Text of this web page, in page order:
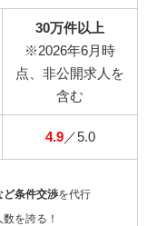
30万件以上
※2026年6月時
点、非公開求人を
含む
4.9／5.0
ど条件交渉を代行
を誇る！